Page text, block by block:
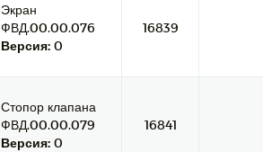
Экран
ФВД.00.00.076
Версия: 0
16839
Стопор клапана
ФВД.00.00.079
Версия: 0
16841